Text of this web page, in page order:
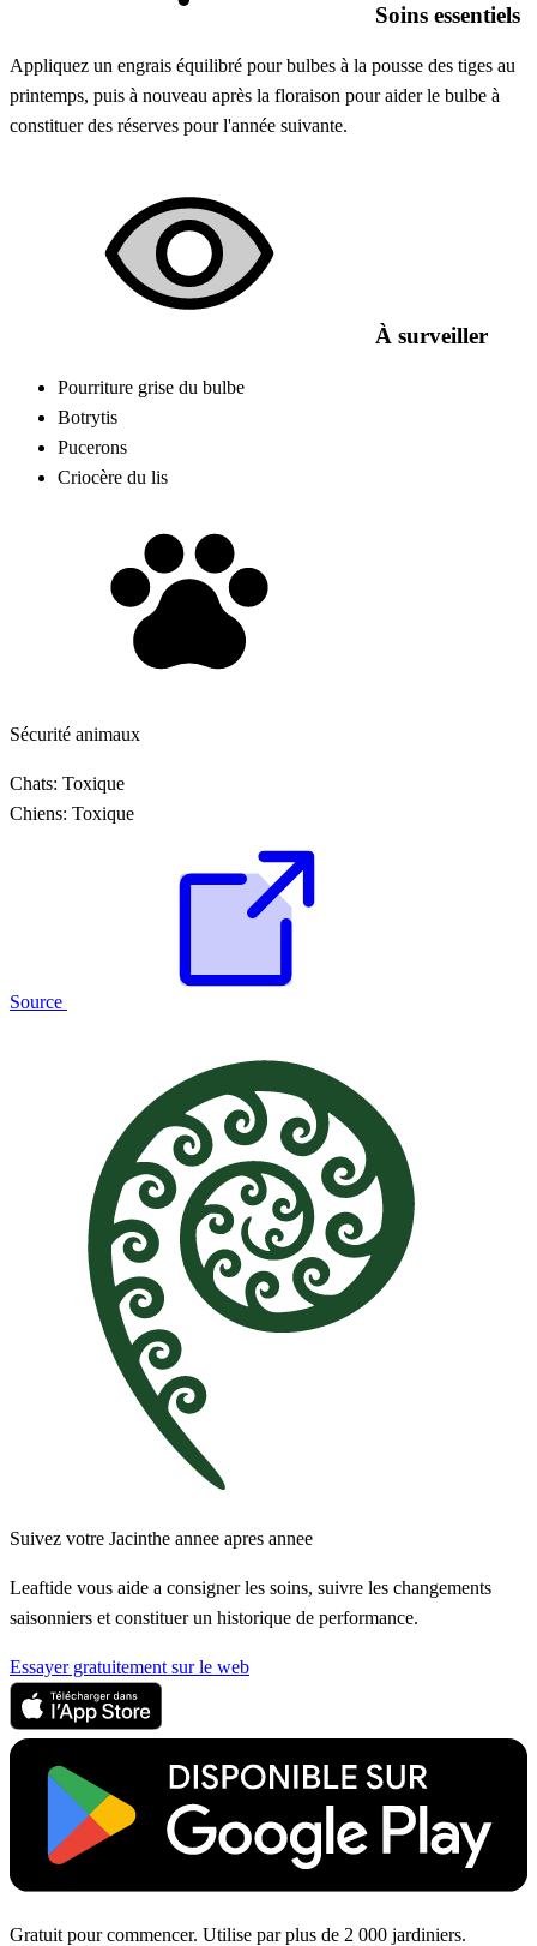
Soins essentiels
Appliquez un engrais équilibré pour bulbes à la pousse des tiges au
printemps, puis à nouveau après la floraison pour aider le bulbe à
constituer des réserves pour l'année suivante.
À surveiller
Pourriture grise du bulbe
Botrytis
Pucerons
Criocère du lis
Sécurité animaux
Chats: Toxique
Chiens: Toxique
Source
Suivez votre Jacinthe annee apres annee
Leaftide vous aide a consigner les soins, suivre les changements
saisonniers et constituer un historique de performance.
Essayer gratuitement sur le web
Gratuit pour commencer. Utilise par plus de 2 000 jardiniers.